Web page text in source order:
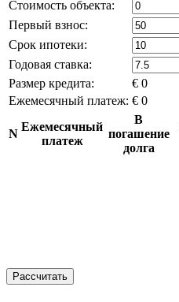
Стоимость объекта:
Первый взнос:
Срок ипотеки:
Годовая ставка:
Размер кредита:
€ 0
Ежемесячный платеж: € 0
N
Ежемесячный
платеж
В
погашение
долга
Рассчитать